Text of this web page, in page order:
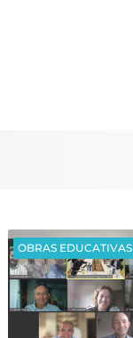
OBRAS EDUCATIVAS